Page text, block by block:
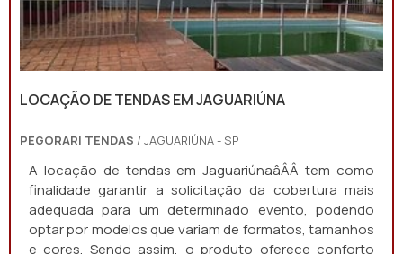
LOCAÇÃO DE TENDAS EM JAGUARIÚNA
PEGORARI TENDAS / JAGUARIÚNA - SP
A locação de tendas em JaguariúnaâÂÂ tem como
finalidade garantir a solicitação da cobertura mais
adequada para um determinado evento, podendo
optar por modelos que variam de formatos, tamanhos
e cores. Sendo assim, o produto oferece conforto